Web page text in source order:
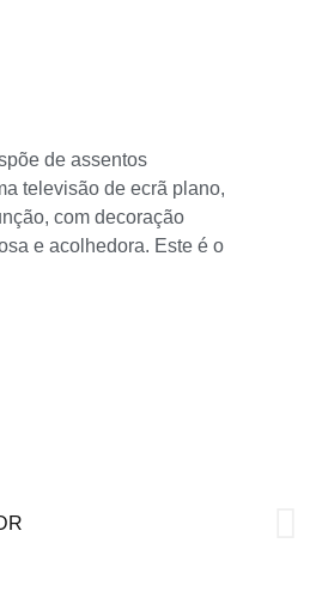
de assentos
televisão de ecrã plano,
com decoração
e acolhedora. Este é o